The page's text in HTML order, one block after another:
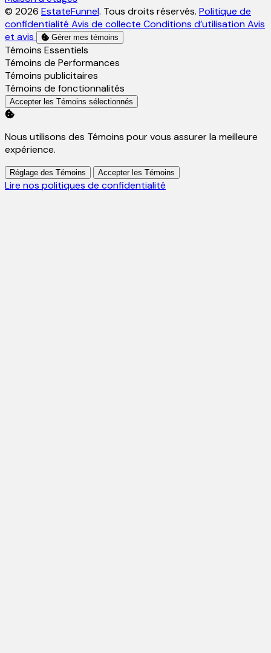
© 2026 EstateFunnel. Tous droits réservés. Politique de
confidentialité Avis de collecte Conditions d’utilisation Avis
et avis
Gérer mes témoins
Activer
Témoins Essentiels
Activer
Témoins de Performances
Activer
Témoins publicitaires
Activer
Témoins de fonctionnalités
Accepter les Témoins sélectionnés
Nous utilisons des Témoins pour vous assurer la meilleure
expérience.
Réglage des Témoins Accepter les Témoins
Lire nos politiques de confidentialité